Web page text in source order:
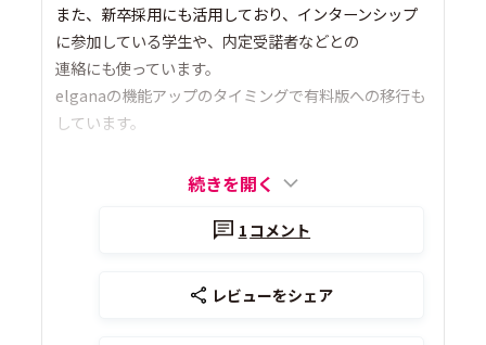
また、新卒採用にも活用しており、インターンシップ
に参加している学生や、内定受諾者などとの
連絡にも使っています。
elganaの機能アップのタイミングで有料版への移行も
しています。
続きを開く
1 コメント
レビューをシェア